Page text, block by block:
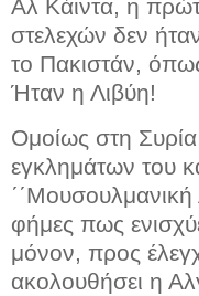
Αλ Κάιντα, η
στελεχών δεν
το Πακιστάν,
Ήταν η Λιβύη!
Ομοίως στη
εγκλημάτων του
΄΄Μουσουλμανική
φήμες πως
μόνον, προς
ακολουθήσει η